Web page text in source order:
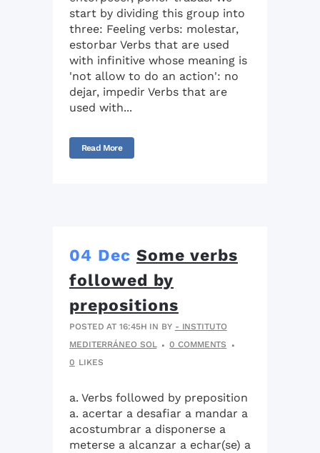
start by dividing this group into
three: Feeling verbs: molestar,
estorbar Verbs that are used
with infinitive whose meaning is
'not allow to do an action': no
dejar, impedir Verbs that are
used with...
Read More
04 Dec Some verbs
followed by
prepositions
POSTED AT 16:45H IN BY - INSTITUTO
MEDITERRÁNEO SOL
0 COMMENTS
0 LIKES
a. Verbs followed by preposition
a. acertar a desafiar a mandar a
acostumbrar a disponerse a
meterse a alcanzar a echar(se) a